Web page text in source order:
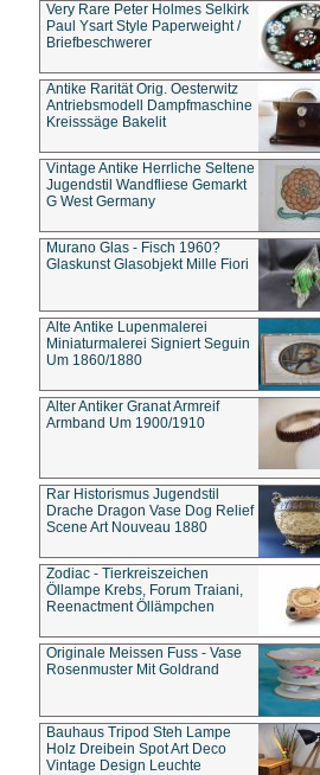
Very Rare Peter Holmes Selkirk
Paul Ysart Style Paperweight /
Briefbeschwerer
Antike Rarität Orig. Oesterwitz
Antriebsmodell Dampfmaschine
Kreisssäge Bakelit
Vintage Antike Herrliche Seltene
Jugendstil Wandfliese Gemarkt
G West Germany
Murano Glas - Fisch 1960?
Glaskunst Glasobjekt Mille Fiori
Alte Antike Lupenmalerei
Miniaturmalerei Signiert Seguin
Um 1860/1880
Alter Antiker Granat Armreif
Armband Um 1900/1910
Rar Historismus Jugendstil
Drache Dragon Vase Dog Relief
Scene Art Nouveau 1880
Zodiac - Tierkreiszeichen
Öllampe Krebs, Forum Traiani,
Reenactment Öllämpchen
Originale Meissen Fuss - Vase
Rosenmuster Mit Goldrand
Bauhaus Tripod Steh Lampe
Holz Dreibein Spot Art Deco
Vintage Design Leuchte